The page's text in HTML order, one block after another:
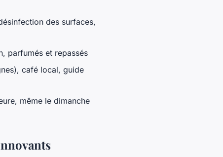
des surfaces,
parfumés et repassés
café local, guide
même le dimanche